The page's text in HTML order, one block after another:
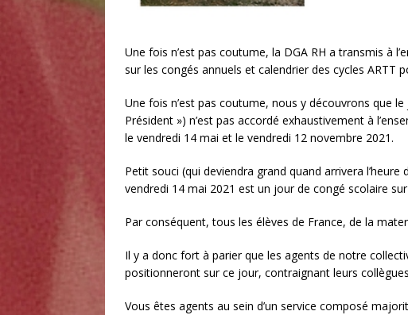
Une fois n’est pas coutume, la DGA RH a transmis à
sur les congés annuels et calendrier des cycles ARTT
Une fois n’est pas coutume, nous y découvrons que
Président ») n’est pas accordé exhaustivement à
le vendredi 14 mai et le vendredi 12 novembre 2021.
Petit souci (qui deviendra grand quand arrivera l’heure
vendredi 14 mai 2021 est un jour de congé scolaire
Par conséquent, tous les élèves de France, de la
Il y a donc fort à parier que les agents de notre
positionneront sur ce jour, contraignant leurs
Vous êtes agents au sein d’un service composé